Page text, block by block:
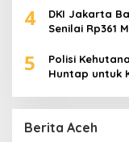
4
DKI Jakarta
Senilai Rp361
5
Polisi
Huntap untuk
Berita Aceh